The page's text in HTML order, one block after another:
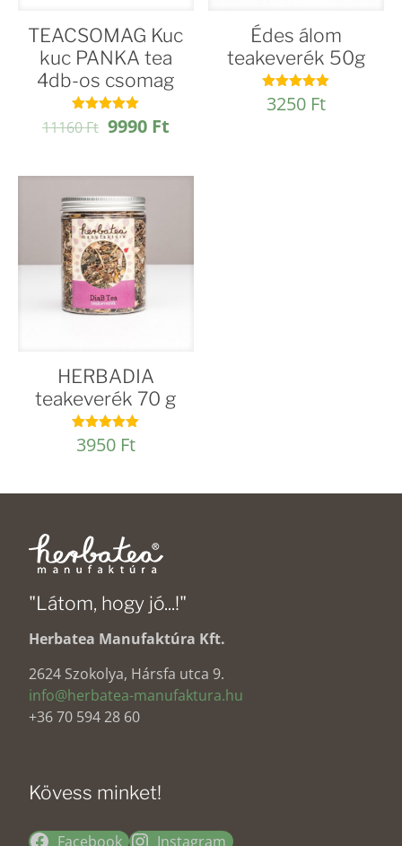
TEACSOMAG Kuc
kuc PANKA tea
4db-os csomag
Értékelés:
4.97
11160Ft Original
9990 FtCurrent
Édes álom
teakeverék 50g
Értékelés:
4.91
3250 Ft
HERBADIA
teakeverék 70 g
Értékelés:
5.00
3950 Ft
"Látom, hogy jó...!"
Herbatea Manufaktúra Kft.
2624 Szokolya, Hársfa utca 9.
info@herbatea-manufaktura.hu
+36 70 594 28 60
Kövess minket!
Facebook Instagram